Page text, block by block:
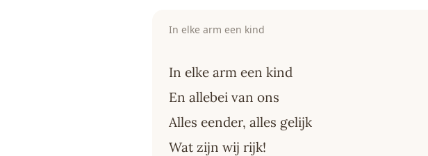
In elke arm een kind
In elke arm een kind
En allebei van ons
Alles eender, alles gelijk
Wat zijn wij rijk!